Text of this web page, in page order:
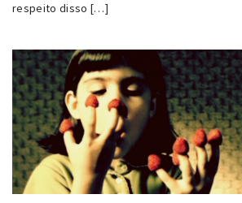
respeito disso […]